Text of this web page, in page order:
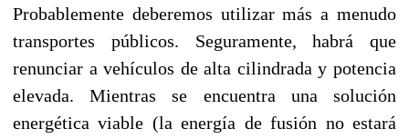
Probablemente deberemos utilizar más a menudo
transportes públicos. Seguramente, habrá que
renunciar a vehículos de alta cilindrada y potencia
elevada. Mientras se encuentra una solución
energética viable (la energía de fusión no estará